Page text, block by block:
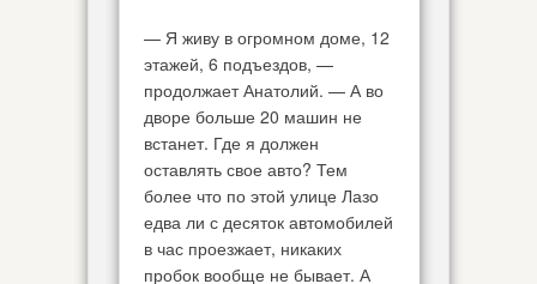
— Я живу в огромном доме, 12
этажей, 6 подъездов, —
продолжает Анатолий. — А во
дворе больше 20 машин не
встанет. Где я должен
оставлять свое авто? Тем
более что по этой улице Лазо
едва ли с десяток автомобилей
в час проезжает, никаких
пробок вообще не бывает. А